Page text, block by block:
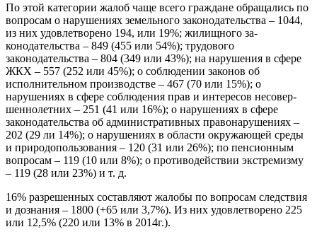
По этой категории жалоб чаще всего граж­дане обращались по
вопросам о нарушениях земельного законодательства – 1044,
из них удовлетворено 194, или 19%; жилищного за­
конодательства – 849 (455 или 54%); трудового
законодательства – 804 (349 или 43%); на на­рушения в сфере
ЖКХ – 557 (252 или 45%); о соблюдении законов об
исполнительном про­изводстве – 467 (70 или 15%); о
нарушениях в сфере соблюдения прав и интересов несовер­
шеннолетних – 251 (41 или 16%); о нарушениях в сфере
законодательства об административ­ных правонарушениях –
202 (29 ли 14%); о на­рушениях в области окружающей среды
и при­родопользования – 120 (31 или 26%); по пенси­онным
вопросам – 119 (10 или 8%); о противо­действии экстремизму
– 119 (28 или 23%) и т. д.
16% разрешенных составляют жалобы по во­просам следствия
и дознания – 1800 (+65 или 3,7%). Из них удовлетворено 225
или 12,5% (220 или 13% в 2014г.).